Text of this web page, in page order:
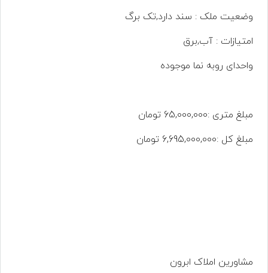
وضعیت ملک : سند دارد,تک برگ
امتیازات : آب,برق
واحدای روبه نما موجوده
مبلغ متری :65,000,000 تومان
مبلغ کل :6,695,000,000 تومان
مشاورین املاک ابرون